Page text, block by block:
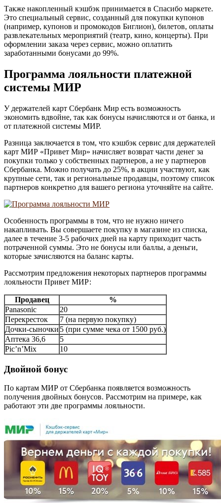
Также накопленный кэшбэк принимается в Спасибо маркете.
Это специальный сервис, созданный для покупки купонов
(например, купонов и промокодов Биглион), билетов, оплаты
развлекательных мероприятий (театр, кино, концерты). При
оформлении заказа через сервис, можно оплатить
заработанными бонусами до 99%.
Программа лояльности платежной
системы МИР
У держателей карт Сбербанк Мир есть возможность
экономить вдвойне, так как бонусы начисляются и от банка, и
от платежной системы МИР.
Разница заключается в том, что кэшбэк сервис для держателей
карт МИР «Привет Мир» начисляет возврат части денег за
покупки только у собственных партнеров, а не у партнеров
Сбербанка. Можно получать до 25%, в акции участвуют, как
крупные сети, так и региональные продавцы, поэтому список
партнеров конкретно для вашего региона уточняйте на сайте.
Особенность программы в том, что не нужно ничего
накапливать. Вы совершаете покупку в магазине из списка,
далее в течение 3-5 рабочих дней на карту приходит часть
потраченной суммы. Это не бонусы или баллы, а деньги,
которые зачисляются на баланс карты.
Рассмотрим предложения некоторых партнеров программы
лояльности Привет МИР:
Продавец
%
Panasonic
20
Перекресток
7 (на первую покупку)
Дочки-сыночки 5 (при сумме чека от 1500 руб.)
Аптека 36,6
5
Pic’n’Mix
10
Двойной бонус
По картам МИР от Сбербанка появляется возможность
получения двойных бонусов. Рассмотрим на примере, как
работают эти две программы лояльности.